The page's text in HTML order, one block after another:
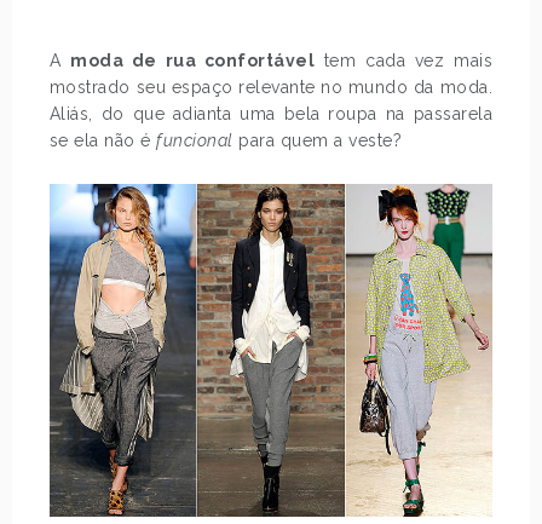
A moda de rua confortável tem cada vez mais
mostrado seu espaço relevante no mundo da moda.
Aliás, do que adianta uma bela roupa na passarela
se ela não éfuncional para quem a veste?
POST ANTERIOR
OVERDOSE: CÂMERA
FOTOGRÁFICA
PRÓXIMO POST
O QUE ELES PENSAM
SOBRE MELISSAS